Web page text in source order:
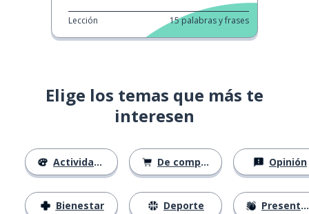
Lección 15palabras y frases
Elige los temas que más te
interesen
Actividades
Bienestar
De compras
Deporte
Opinión
Presentación